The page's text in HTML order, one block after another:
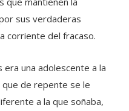
sus verdaderas
corriente del fracaso.
era una adolescente a la
de repente se le
a la que soñaba,